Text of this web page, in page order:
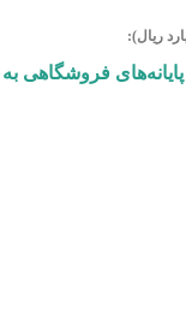
پایانه‌های فروشگاهی